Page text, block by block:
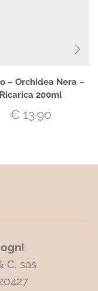
– Orchidea Nera –
Ricarica 200ml
€ 13.90
C. sas